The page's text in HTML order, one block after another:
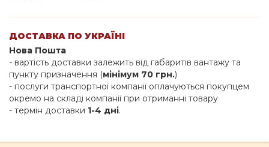
ДОСТАВКА ПО УКРАЇНІ
Нова Пошта
- вартість доставки залежить від габаритів вантажу та
пункту призначення (мінімум 70 грн.)
- послуги транспортної компанії оплачуються покупцем
окремо на складі компанії при отриманні товару
- термін доставки 1-4 дні.